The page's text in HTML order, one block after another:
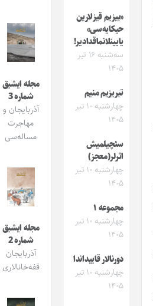
«بیزیم قیزلارین
حیکایه‌سی»
یایینلانماقدادیر!
سه‌شنبه ۱۶ تیر
۱۴۰۵
تبریزیم منیم
چهارشنبه ۱۰ تیر
۱۴۰۵
سئچیلمیش
اثرلر(معجز)
چهارشنبه ۱۰ تیر
۱۴۰۵
مجموعه ۱
چهارشنبه ۱۰ تیر
۱۴۰۵
دورنالار قاییداندا
چهارشنبه ۱۰ تیر
۱۴۰۵
مجله ایشیق
شماره 3
آذربایجان و
مهاجرت
مساله‌سی
مجله ایشیق
شماره 2
آذربایجان
قفه‌خانالاری